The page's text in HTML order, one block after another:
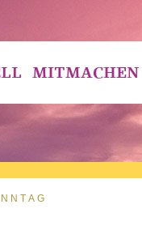
MITMACHEN